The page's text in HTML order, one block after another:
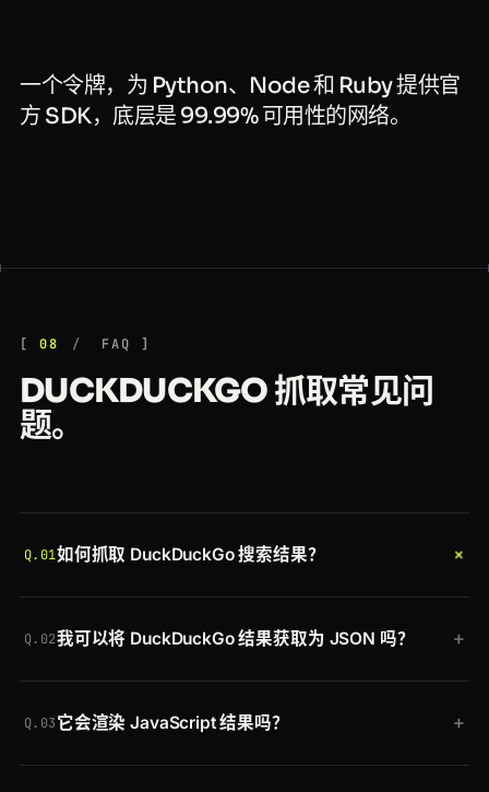
一个令牌，为 Python、Node 和 Ruby 提供官
方 SDK，底层是 99.99% 可用性的网络。
08 FAQ
DUCKDUCKGO 抓取常见问
题。
Q.01如何抓取 DuckDuckGo 搜索结果？ +
Crawlbase Crawling API。Crawlbase 会轮换住宅代
scraper=generic-extractor即可改为获取结构化
Q.02我可以将 DuckDuckGo 结果获取为 JSON 吗？ +
HTML；添加 generic extractor（
scraper=generic-
Q.03它会渲染 JavaScript 结果吗？ +